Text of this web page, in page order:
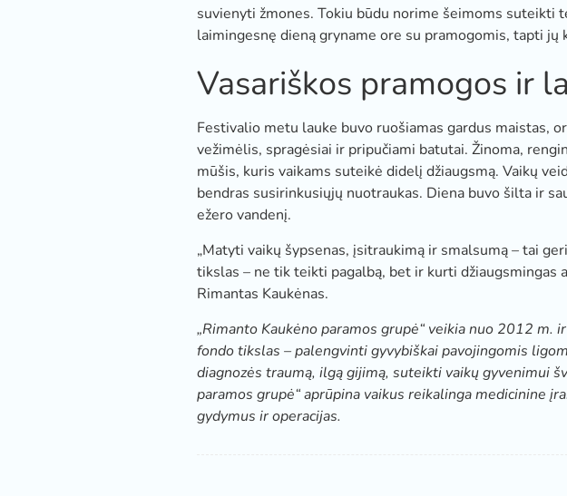
suvienyti žmones. Tokiu būdu norime šeimoms suteikti
laimingesnę dieną gryname ore su pramogomis, tapti
Vasariškos pramogos ir
Festivalio metu lauke buvo ruošiamas gardus maistas,
vežimėlis, spragėsiai ir pripučiami batutai. Žinoma,
mūšis, kuris vaikams suteikė didelį džiaugsmą. Vaikų
bendras susirinkusiųjų nuotraukas. Diena buvo šilta ir
ežero vandenį.
„Matyti vaikų šypsenas, įsitraukimą ir smalsumą – tai
tikslas – ne tik teikti pagalbą, bet ir kurti džiaugsmingas
Rimantas Kaukėnas.
„Rimanto Kaukėno paramos grupė“ veikia nuo 2012
fondo tikslas – palengvinti gyvybiškai pavojingomis
diagnozės traumą, ilgą gijimą, suteikti vaikų gyvenimui
paramos grupė“ aprūpina vaikus reikalinga medicinine
gydymus ir operacijas.